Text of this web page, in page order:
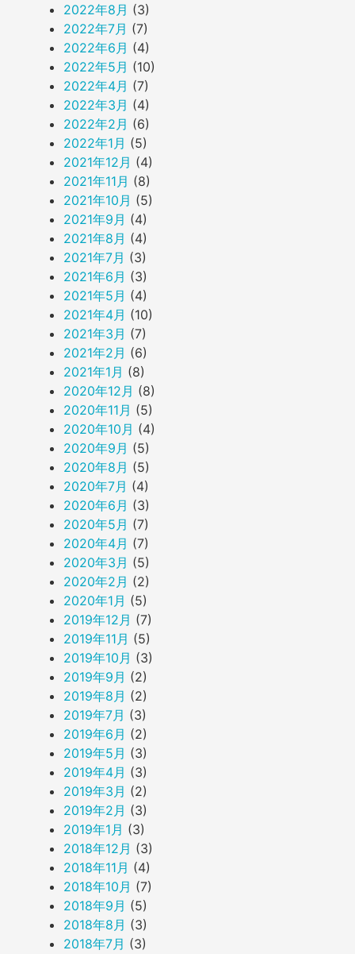
2022年8月 (3)
2022年7月 (7)
2022年6月 (4)
2022年5月 (10)
2022年4月 (7)
2022年3月 (4)
2022年2月 (6)
2022年1月 (5)
2021年12月 (4)
2021年11月 (8)
2021年10月 (5)
2021年9月 (4)
2021年8月 (4)
2021年7月 (3)
2021年6月 (3)
2021年5月 (4)
2021年4月 (10)
2021年3月 (7)
2021年2月 (6)
2021年1月 (8)
2020年12月 (8)
2020年11月 (5)
2020年10月 (4)
2020年9月 (5)
2020年8月 (5)
2020年7月 (4)
2020年6月 (3)
2020年5月 (7)
2020年4月 (7)
2020年3月 (5)
2020年2月 (2)
2020年1月 (5)
2019年12月 (7)
2019年11月 (5)
2019年10月 (3)
2019年9月 (2)
2019年8月 (2)
2019年7月 (3)
2019年6月 (2)
2019年5月 (3)
2019年4月 (3)
2019年3月 (2)
2019年2月 (3)
2019年1月 (3)
2018年12月 (3)
2018年11月 (4)
2018年10月 (7)
2018年9月 (5)
2018年8月 (3)
2018年7月 (3)